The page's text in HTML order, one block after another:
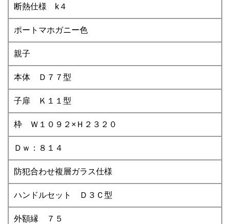
断熱仕様 k４
ポートマホガニー色
親子
本体 Ｄ７７型
子扉 Ｋ１１型
枠 Ｗ１０９２×Ｈ２３２０
Ｄｗ：８１４
防犯合わせ複層ガラス仕様
ハンドルセット Ｄ３Ｃ型
外額縁 ７５